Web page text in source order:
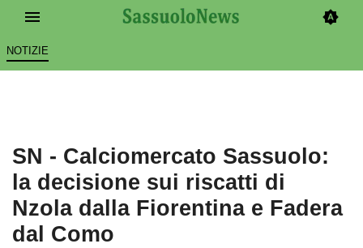
NOTIZIE
SN - Calciomercato Sassuolo:
la decisione sui riscatti di
Nzola dalla Fiorentina e Fadera
dal Como